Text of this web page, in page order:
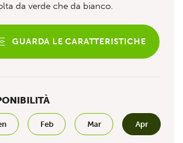
da verde che da bianco.
GUARDA LE CARATTERISTICHE
Feb Mar Apr